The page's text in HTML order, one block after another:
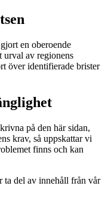
en oberoende
urval av regionens
över identifierade brister
på den här sidan,
krav, så uppskattar vi
finns och kan
ta del av innehåll från vår